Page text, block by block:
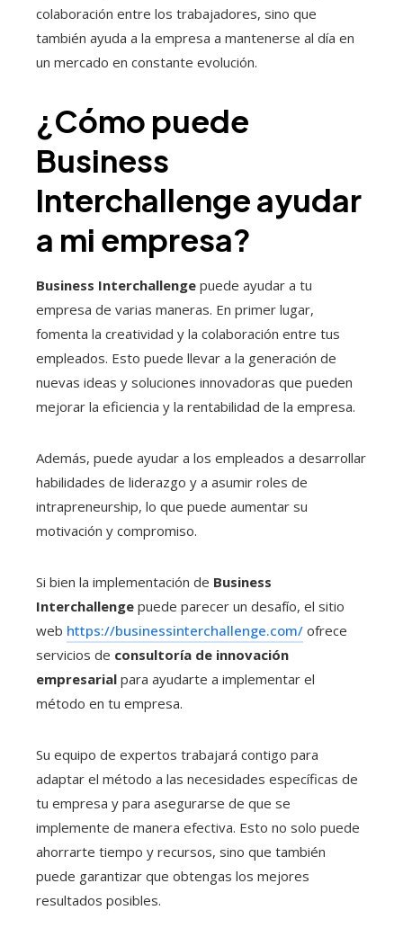
colaboración entre los trabajadores, sino que
también ayuda a la empresa a mantenerse al día en
un mercado en constante evolución.
¿Cómo puede
Business
Interchallenge ayudar
a mi empresa?
Business Interchallenge puede ayudar a tu
empresa de varias maneras. En primer lugar,
fomenta la creatividad y la colaboración entre tus
empleados. Esto puede llevar a la generación de
nuevas ideas y soluciones innovadoras que pueden
mejorar la eficiencia y la rentabilidad de la empresa.
Además, puede ayudar a los empleados a desarrollar
habilidades de liderazgo y a asumir roles de
intrapreneurship, lo que puede aumentar su
motivación y compromiso.
Si bien la implementación de Business
Interchallenge puede parecer un desafío, el sitio
web https://businessinterchallenge.com/ ofrece
servicios de consultoría de innovación
empresarial para ayudarte a implementar el
método en tu empresa.
Su equipo de expertos trabajará contigo para
adaptar el método a las necesidades específicas de
tu empresa y para asegurarse de que se
implemente de manera efectiva. Esto no solo puede
ahorrarte tiempo y recursos, sino que también
puede garantizar que obtengas los mejores
resultados posibles.